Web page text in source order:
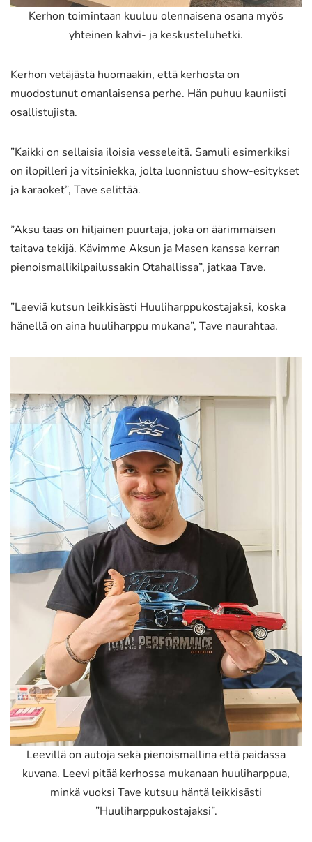
Kerhon toimintaan kuuluu olennaisena osana myös
yhteinen kahvi- ja keskusteluhetki.
Kerhon vetäjästä huomaakin, että kerhosta on
muodostunut omanlaisensa perhe. Hän puhuu kauniisti
osallistujista.
”Kaikki on sellaisia iloisia vesseleitä. Samuli esimerkiksi
on ilopilleri ja vitsiniekka, jolta luonnistuu show-esitykset
ja karaoket”, Tave selittää.
”Aksu taas on hiljainen puurtaja, joka on äärimmäisen
taitava tekijä. Kävimme Aksun ja Masen kanssa kerran
pienoismallikilpailussakin Otahallissa”, jatkaa Tave.
”Leeviä kutsun leikkisästi Huuliharppukostajaksi, koska
hänellä on aina huuliharppu mukana”, Tave naurahtaa.
Leevillä on autoja sekä pienoismallina että paidassa
kuvana. Leevi pitää kerhossa mukanaan huuliharppua,
minkä vuoksi Tave kutsuu häntä leikkisästi
”Huuliharppukostajaksi”.